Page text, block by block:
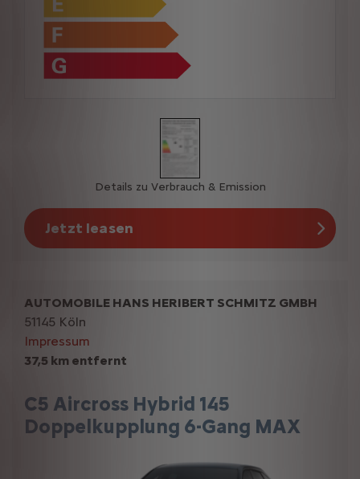
Details zu Verbrauch & Emission
Jetzt leasen
37,5 km entfernt
C5 Aircross Hybrid 145
Doppelkupplung 6-Gang MAX
AUTOMOBILE HANS HERIBERT SCHMITZ GMBH
51145 Köln
Impressum